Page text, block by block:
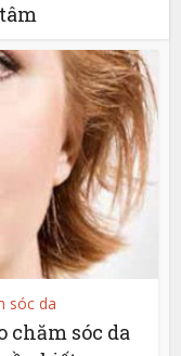
sóc da
chăm sóc da